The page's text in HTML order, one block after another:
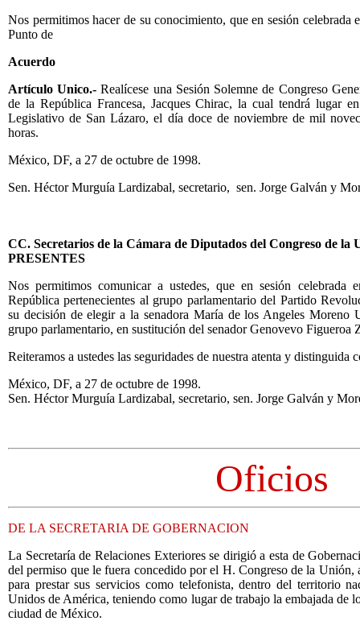
Nos permitimos hacer de su conocimiento, que en sesión celebrada
Punto de
Acuerdo
Artículo Unico.- Realícese una Sesión Solemne de Congreso
de la República Francesa, Jacques Chirac, la cual tendrá lugar
Legislativo de San Lázaro, el día doce de noviembre de mil
horas.
México, DF, a 27 de octubre de 1998.
Sen. Héctor Murguía Lardizabal, secretario, sen. Jorge Galván y
CC. Secretarios de la Cámara de Diputados del Congreso de la
PRESENTES
Nos permitimos comunicar a ustedes, que en sesión celebrada
República pertenecientes al grupo parlamentario del Partido
su decisión de elegir a la senadora María de los Angeles Moreno
grupo parlamentario, en sustitución del senador Genovevo Figueroa
Reiteramos a ustedes las seguridades de nuestra atenta y distinguida
México, DF, a 27 de octubre de 1998.
Sen. Héctor Murguía Lardizabal, secretario, sen. Jorge Galván y
Oficios
DE LA SECRETARIA DE GOBERNACION
La Secretaría de Relaciones Exteriores se dirigió a esta de
del permiso que le fuera concedido por el H. Congreso de la
para prestar sus servicios como telefonista, dentro del territorio
Unidos de América, teniendo como lugar de trabajo la embajada de
ciudad de México.